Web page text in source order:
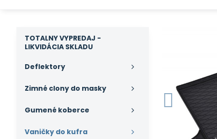
TOTALNY VYPREDAJ -
LIKVIDÁCIA SKLADU
Deflektory
Zimné clony do masky
Gumené koberce
Vaničky do kufra